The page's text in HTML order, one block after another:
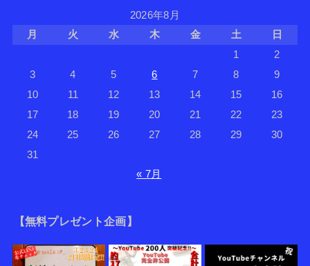
2026年8月
月
火 水 木 金 土
日
1
2
3
4 5 6 7 8
9
10
11 12 13 14 15
16
17
18 19 20 21 22
23
24
25 26 27 28 29
30
31
« 7月
【無料プレゼント企画】